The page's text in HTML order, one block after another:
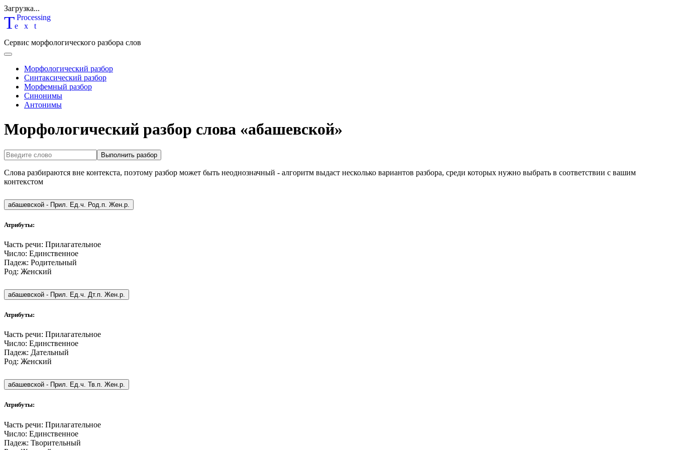
Загрузка...
Text
Processing
Сервис морфологического разбора слов
Морфологический разбор
Синтаксический разбор
Морфемный разбор
Синонимы
Антонимы
Морфологический разбор слова «абашевской»
Выполнить разбор
Слова разбираются вне контекста, поэтому разбор может быть неоднозначный - алгоритм выдаст несколько вариантов разбора, среди которых нужно выбрать в соответствии с вашим
контекстом
абашевской - Прил. Ед.ч. Род.п. Жен.р.
Атрибуты:
Часть речи: Прилагательное
Число: Единственное
Падеж: Родительный
Род: Женский
абашевской - Прил. Ед.ч. Дт.п. Жен.р.
Атрибуты:
Часть речи: Прилагательное
Число: Единственное
Падеж: Дательный
Род: Женский
абашевской - Прил. Ед.ч. Тв.п. Жен.р.
Атрибуты:
Часть речи: Прилагательное
Число: Единственное
Падеж: Творительный